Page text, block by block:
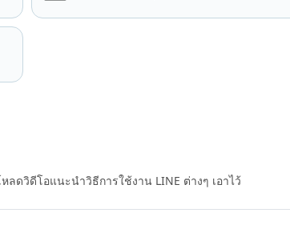
ดวิดีโอแนะนำวิธีการใช้งาน LINE ต่างๆ เอาไว้